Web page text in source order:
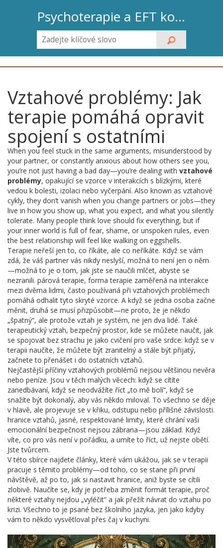
Psychoterapie a EFT koučink
Vztahové problémy: Jak
terapie pomáhá opravit
spojení s ostatními
When you feel stuck in the same arguments, misunderstood by
your partner, or constantly anxious about how others see you,
you’re not just having a bad day—you’re dealing with vztahové
problémy, opakující se vzorce v interakcích s blízkými, které
vedou k bolesti, izolaci nebo vyčerpání. Also known as vztahové
cykly, they don’t vanish when you change partners or jobs—they
live in how you show up, what you expect, and what you silently
tolerate. Many people think love should fix everything, but if
your inner world is full of fear, shame, or unspoken rules, even
the best relationship will feel like walking on eggshells.
Terapie neřeší jen to, co říkáte, ale co neříkáte. Když se vám
zdá, že váš partner vás nikdy neslyší, možná to není jen o něm
—možná to je o tom, jak jste se naučili mlčet, abyste se
nezranili. párová terapie, forma terapie zaměřená na interakce
mezi dvěma lidmi, často používaná při vztahových problémech
pomáhá odhalit tyto skryté vzorce. A když se jedna osoba začne
měnit, druhá se musí přizpůsobit—ne proto, že je někdo
„špatný“, ale protože vztah je systém, ne jen dva lidé. Také
terapeutický vztah, bezpečný prostor, kde se můžete naučit, jak
se spojovat bez strachu je jako cvičení pro vaše srdce: když se v
terapii naučíte, že můžete být zranitelný a stále být přijatý,
začnete to přenášet i do ostatních vztahů.
Nejčastější příčiny vztahových problémů nejsou většinou nevěra
nebo peníze. Jsou v těch malých věcech: když se cítíte
zanedbávaní, když se neodvážíte říct „to mě bolí“, když se
snažíte být dokonalý, aby vás někdo miloval. To všechno se děje
v hlavě, ale projevuje se v křiku, odstupu nebo přílišné závislosti.
hranice vztahů, jasné, respektované limity, které chrání vaši
emocionální bezpečnost nejsou zábrana—jsou základ. Když
víte, co pro vás není v pořádku, a umíte to říct, už nejste obětí.
Jste tvůrcem.
V této sbírce najdete články, které vám ukážou, jak se v terapii
pracuje s těmito problémy—od toho, co se stane při první
návštěvě, až po to, jak si nastavit hranice, aniž byste se cítili
zlobivě. Naučíte se, kdy je potřeba změnit formát terapie, proč
některé vztahy nejdou „vyléčit“ a jak přežít návrat do vztahu po
krizi. Všechno to je psané bez školního jazyka, jen jako kdyby
vám to někdo vysvětloval přes čaj v kuchyni.